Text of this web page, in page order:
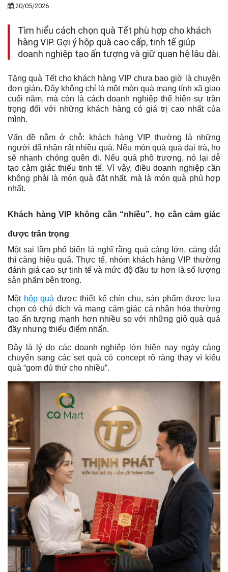
20/05/2026
Tìm hiểu cách chọn quà Tết phù hợp cho khách
hàng VIP. Gợi ý hộp quà cao cấp, tinh tế giúp
doanh nghiệp tạo ấn tượng và giữ quan hệ lâu dài.
Tặng quà Tết cho khách hàng VIP chưa bao giờ là chuyện
đơn giản. Đây không chỉ là một món quà mang tính xã giao
cuối năm, mà còn là cách doanh nghiệp thể hiện sự trân
trọng đối với những khách hàng có giá trị cao nhất của
mình.
Vấn đề nằm ở chỗ: khách hàng VIP thường là những
người đã nhận rất nhiều quà. Nếu món quà quá đại trà, họ
sẽ nhanh chóng quên đi. Nếu quá phô trương, nó lại dễ
tạo cảm giác thiếu tinh tế. Vì vậy, điều doanh nghiệp cần
không phải là món quà đắt nhất, mà là món quà phù hợp
nhất.
Khách hàng VIP không cần “nhiều”, họ cần cảm giác
được trân trọng
Một sai lầm phổ biến là nghĩ rằng quà càng lớn, càng đắt
thì càng hiệu quả. Thực tế, nhóm khách hàng VIP thường
đánh giá cao sự tinh tế và mức độ đầu tư hơn là số lượng
sản phẩm bên trong.
Một hộp quà được thiết kế chỉn chu, sản phẩm được lựa
chọn có chủ đích và mang cảm giác cá nhân hóa thường
tạo ấn tượng mạnh hơn nhiều so với những giỏ quà quá
đầy nhưng thiếu điểm nhấn.
Đây là lý do các doanh nghiệp lớn hiện nay ngày càng
chuyển sang các set quà có concept rõ ràng thay vì kiểu
quà “gom đủ thứ cho nhiều”.